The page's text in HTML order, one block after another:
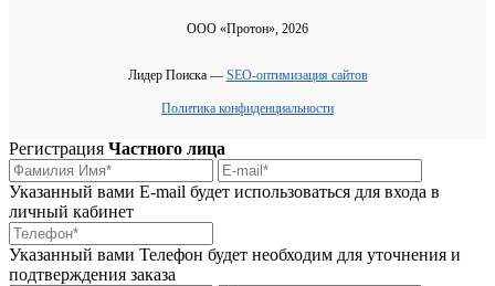
ООО «Протон», 2026
Лидер Поиска — SEO-оптимизация сайтов
Политика конфиденциальности
Регистрация Частного лица
Указанный вами E-mail будет использоваться для входа в
личный кабинет
Указанный вами Телефон будет необходим для уточнения и
подтверждения заказа